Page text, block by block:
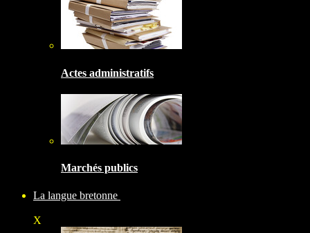
Actes administratifs
Marchés publics
La langue bretonne
X